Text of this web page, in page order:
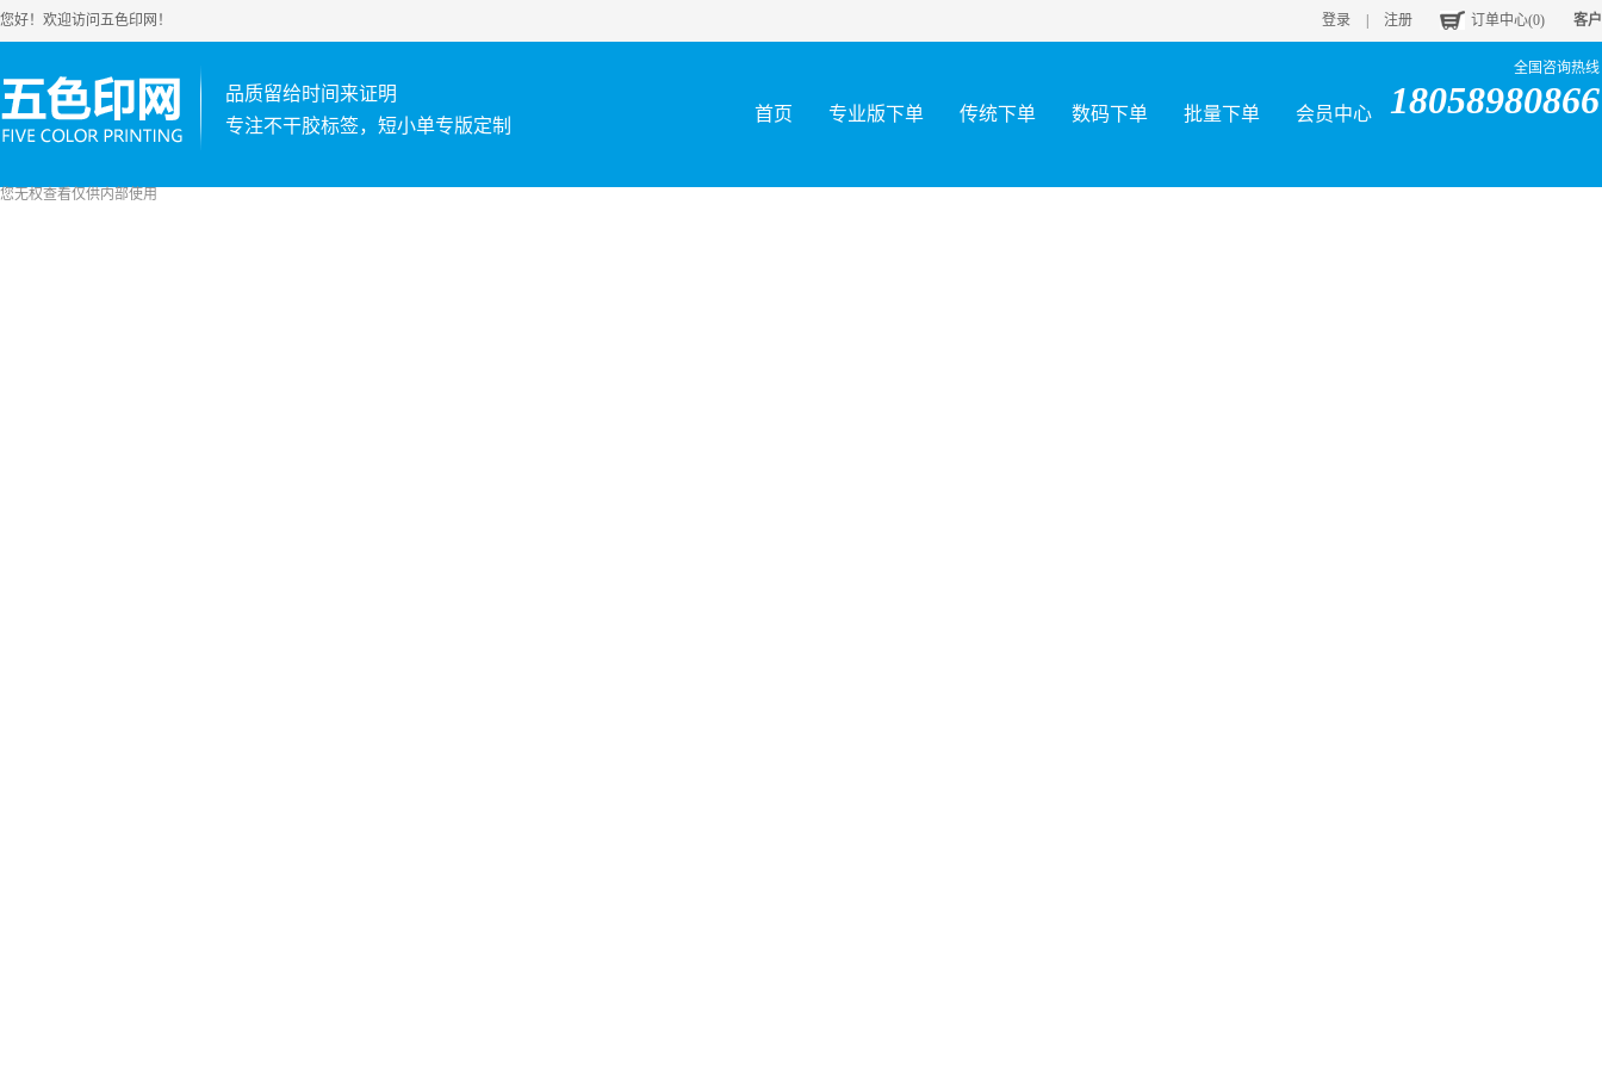
登录 注册 订单中心(0) 客
您好！欢迎访问五色印网！
品质留给时间来证明
专注不干胶标签，短小单专版定制
全国咨询热线
18058980866
首页 专业版下单 传统下单 数码下单 批量下单 会员中心
您无权查看仅供内部使用